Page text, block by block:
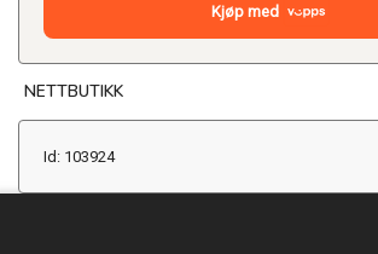
Kjøp med
NETTBUTIKK
Id: 103924